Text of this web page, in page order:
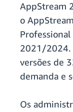
AppStream
o
2021/2024.
versões de
demanda e
Os